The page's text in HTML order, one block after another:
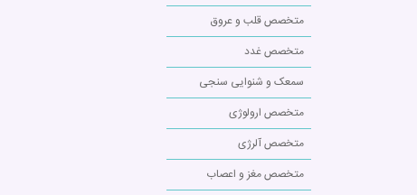
متخصص قلب و عروق
متخصص غدد
سمعک و شنوایی سنجی
متخصص ارولوژی
متخصص آلرژی
متخصص مغز و اعصاب